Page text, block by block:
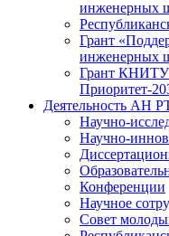
инженерных
Грант
инженерных
Грант
Приоритет-
Деятельность АН
Научно-
Научно-
Конференции
Научное
Совет